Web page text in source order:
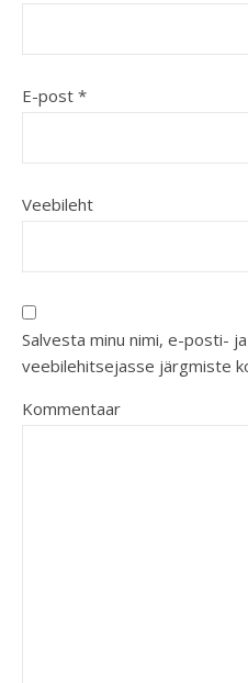
E-post *
Veebileht
Salvesta minu nimi, e-posti-
veebilehitsejasse järgmiste
Kommentaar